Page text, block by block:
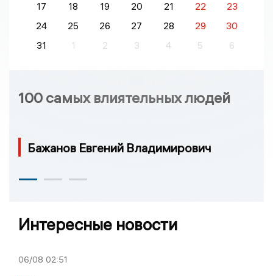
17
18 19 20 21 22
23
24
25 26 27 28 29
30
31
1 2 3 4 5 6
100 самых влиятельных людей
Бажанов Евгений Владимирович
Интересные новости
06/08 02:51